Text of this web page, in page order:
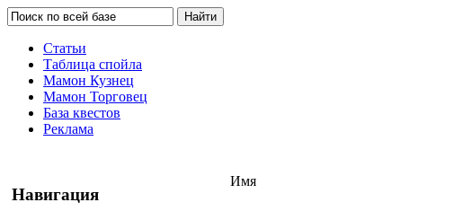
Статьи
Таблица спойла
Мамон Кузнец
Мамон Торговец
База квестов
Реклама
Навигация
Имя